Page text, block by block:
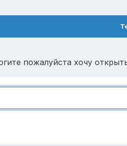
пожалуйста хочу